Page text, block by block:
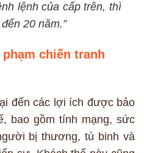
lệnh của cấp trên, thì
20 năm.”
chiến tranh
đến các lợi ích được bảo
bao gồm tính mạng, sức
bị thương, tù binh và